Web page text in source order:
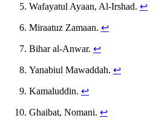
Wafayatul Ayaan, Al-Irshad. ↩
Miraatuz Zamaan. ↩
Bihar al-Anwar. ↩
Yanabiul Mawaddah. ↩
Kamaluddin. ↩
Ghaibat, Nomani. ↩